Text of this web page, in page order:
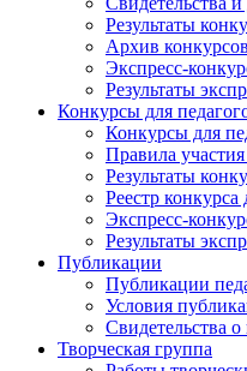
Результаты
Архив
Экспресс-
Результаты
Конкурсы для
Конкурсы для
Правила
Результаты
Реестр конкурса
Экспресс-
Результаты
Публикации
Публикации
Условия
Свидетельства
Творческая группа